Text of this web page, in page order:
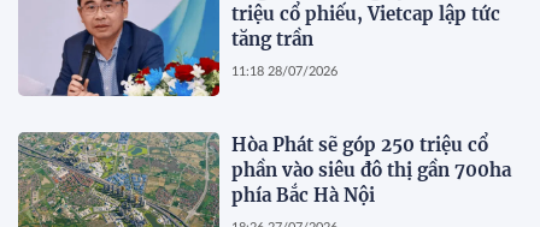
triệu cổ phiếu, Vietcap lập tức
tăng trần
11:18 28/07/2026
Hòa Phát sẽ góp 250 triệu cổ
phần vào siêu đô thị gần 700ha
phía Bắc Hà Nội